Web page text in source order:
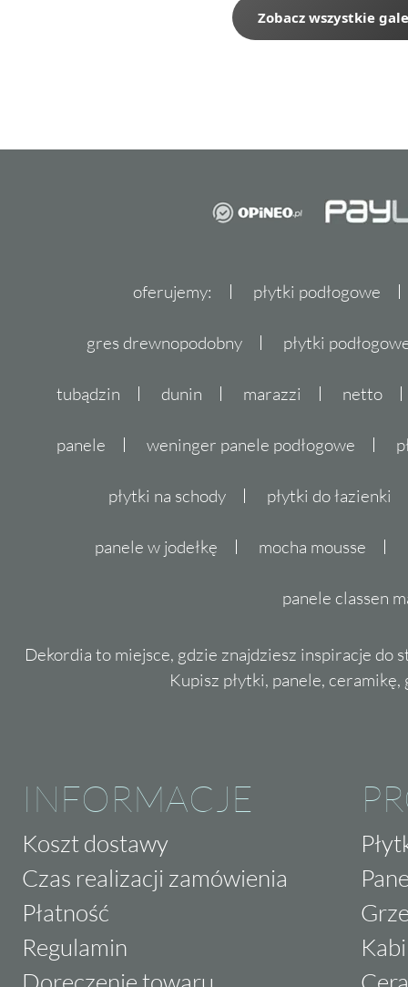
Zobacz wszystkie
oferujemy: płytki podłogowe
gres drewnopodobny płytki
tubądzin dunin marazzi netto
panele weninger panele podłogowe
płytki na schody płytki do łazienki
panele w jodełkę mocha mousse
panele classen
Dekordia to miejsce, gdzie znajdziesz inspiracje do
Kupisz płytki, panele,
INFORMACJE
Koszt dostawy
Czas realizacji zamówienia
Płatność
Regulamin